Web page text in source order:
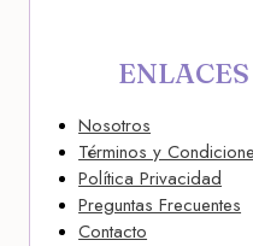
Nosotros
Términos y
Política Privacidad
Preguntas Frecuentes
Contacto